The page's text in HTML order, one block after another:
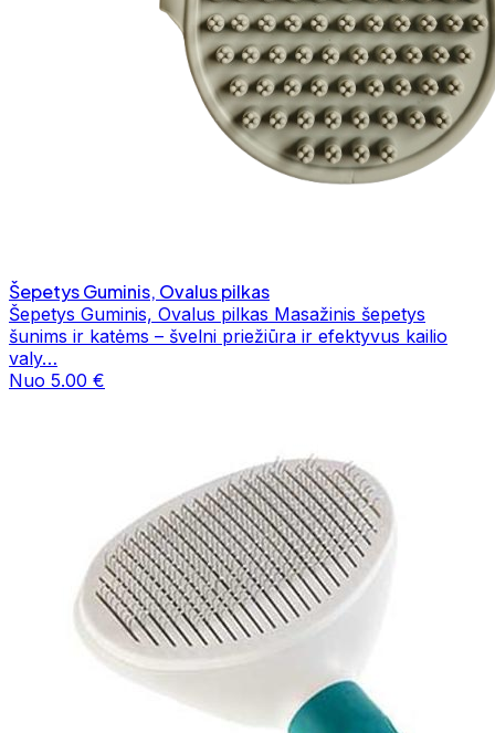
Šepetys Guminis, Ovalus pilkas
Šepetys Guminis, Ovalus pilkas Masažinis šepetys
šunims ir katėms – švelni priežiūra ir efektyvus kailio
valy…
Nuo 5.00 €